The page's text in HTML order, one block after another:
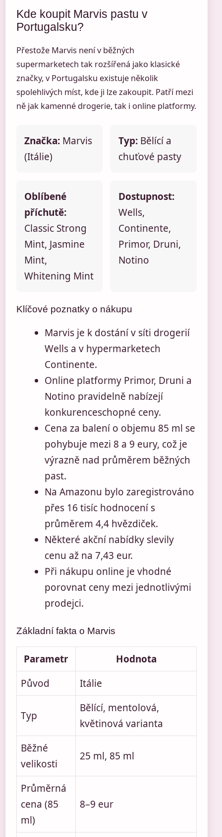
Kde koupit Marvis pastu v
Portugalsku?
Přestože Marvis není v běžných
supermarketech tak rozšířená jako klasické
značky, v Portugalsku existuje několik
spolehlivých míst, kde ji lze zakoupit. Patří mezi
ně jak kamenné drogerie, tak i online platformy.
Značka: Marvis
(Itálie)
Typ: Bělící a
chuťové pasty
Oblíbené
příchutě:
Classic Strong
Mint, Jasmine
Mint,
Whitening Mint
Dostupnost:
Wells,
Continente,
Primor, Druni,
Notino
Klíčové poznatky o nákupu
Marvis je k dostání v síti drogerií
Wells a v hypermarketech
Continente.
Online platformy Primor, Druni a
Notino pravidelně nabízejí
konkurenceschopné ceny.
Cena za balení o objemu 85 ml se
pohybuje mezi 8 a 9 eury, což je
výrazně nad průměrem běžných
past.
Na Amazonu bylo zaregistrováno
přes 16 tisíc hodnocení s
průměrem 4,4 hvězdiček.
Některé akční nabídky slevily
cenu až na 7,43 eur.
Při nákupu online je vhodné
porovnat ceny mezi jednotlivými
prodejci.
Základní fakta o Marvis
Parametr
Hodnota
Původ
Itálie
Typ
Bělící, mentolová,
květinová varianta
Běžné
velikosti
25 ml, 85 ml
Průměrná
cena (85
ml)
8–9 eur